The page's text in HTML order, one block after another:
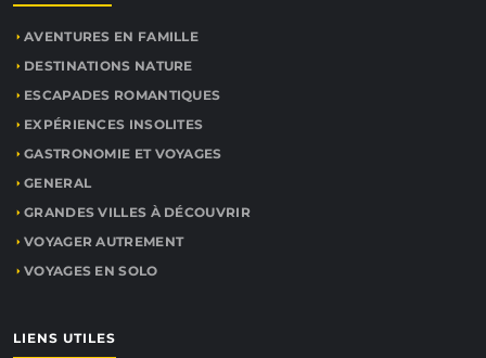
AVENTURES EN FAMILLE
DESTINATIONS NATURE
ESCAPADES ROMANTIQUES
EXPÉRIENCES INSOLITES
GASTRONOMIE ET VOYAGES
GENERAL
GRANDES VILLES À DÉCOUVRIR
VOYAGER AUTREMENT
VOYAGES EN SOLO
LIENS UTILES